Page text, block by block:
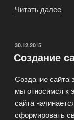
Читать далее
ОПУБЛИКОВАНО
30.12.2015
Создание
Создание сайта
мы относимся к
сайта
сформировать